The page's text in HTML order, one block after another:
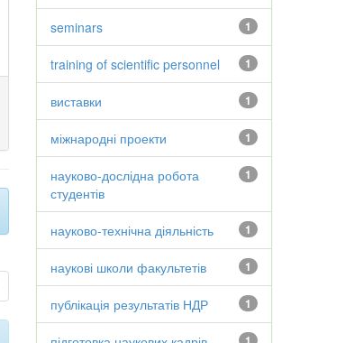
1
seminars
1
training of scientific personnel
1
виставки
1
міжнародні проекти
1
науково-дослідна робота
студентів
1
науково-технічна діяльність
1
наукові школи факультетів
1
публікація результатів НДР